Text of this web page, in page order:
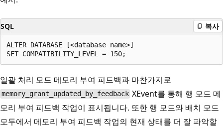
SQL 복사
ALTER DATABASE [<database name>]
일괄 처리 모드 메모리 부여 피드백과 마찬가지로
memory_grant_updated_by_feedback XEvent를 통해 행 모드 메
모리 부여 피드백 작업이 표시됩니다. 또한 행 모드와 배치 모드
모두에서 메모리 부여 피드백 작업의 현재 상태를 더 잘 파악할